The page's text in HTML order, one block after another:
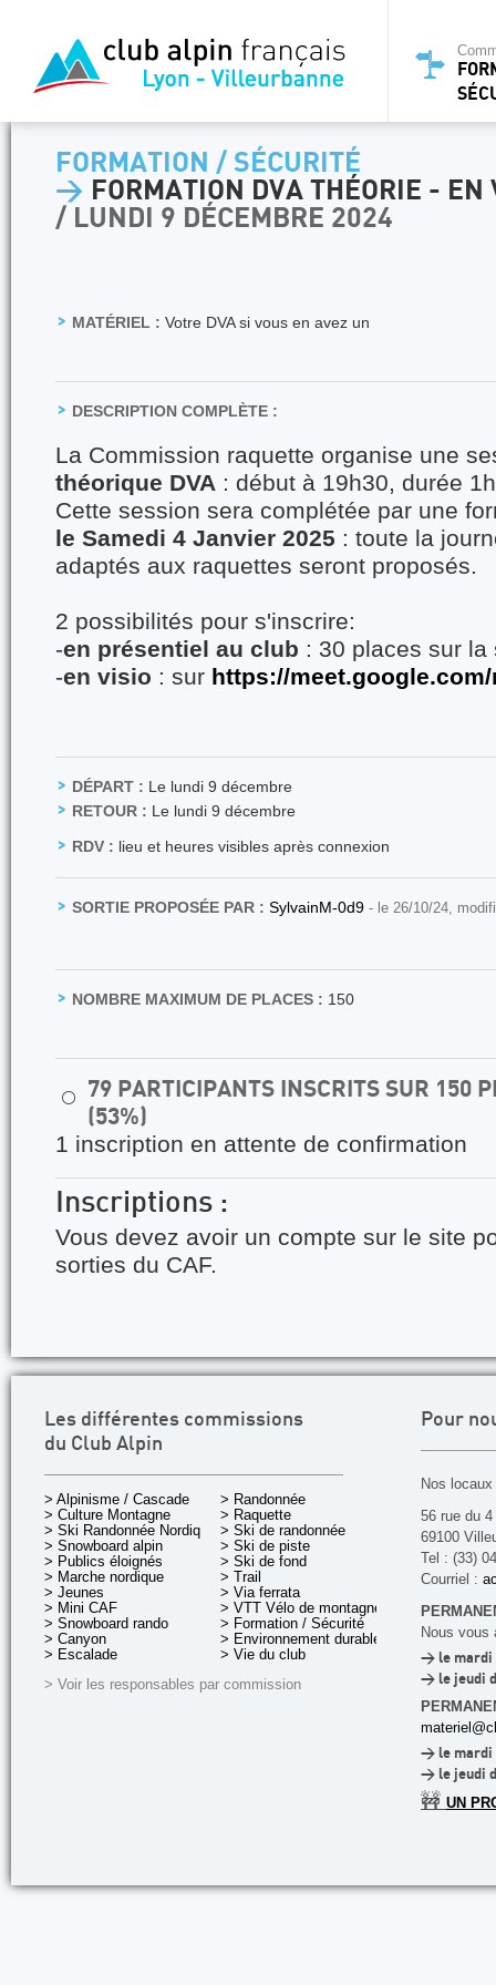
FORMATION / SÉCURITÉ
> FORMATION DVA THÉORIE - EN
/ LUNDI 9 DÉCEMBRE 2024
MATÉRIEL : Votre DVA si vous en avez un
DESCRIPTION COMPLÈTE :
La Commission raquette organise une
théorique DVA : début à 19h30, durée
Cette session sera complétée par une
le Samedi 4 Janvier 2025 : toute la
adaptés aux raquettes seront proposés.
2 possibilités pour s'inscrire:
-en présentiel au club : 30 places sur la
-en visio : sur https://
DÉPART : Le lundi 9 décembre
RETOUR : Le lundi 9 décembre
RDV : lieu et heures visibles après connexion
SORTIE PROPOSÉE PAR : SylvainM-0d9 - le 26/10/24,
NOMBRE MAXIMUM DE PLACES : 150
⚪
79 PARTICIPANTS INSCRITS SUR 150
(53%)
1 inscription en attente de confirmation
Inscriptions :
Vous devez avoir un compte sur le site
sorties du CAF.
Les différentes commissions
du Club Alpin
> Alpinisme / Cascade
> Culture Montagne
> Ski Randonnée Nordique
> Snowboard alpin
> Publics éloignés
> Marche nordique
> Jeunes
> Mini CAF
> Snowboard rando
> Canyon
> Escalade
> Randonnée
> Raquette
> Ski de randonnée
> Ski de piste
> Ski de fond
> Trail
> Via ferrata
> VTT Vélo de montagne
> Formation / Sécurité
> Environnement durable
> Vie du club
> Voir les responsables par commission
Pour
Nos
56 rue du
69100
Tel : (33)
Courriel :
Nous vous
> le mardi
> le jeudi
> le mardi
> le jeudi
🚧 UN